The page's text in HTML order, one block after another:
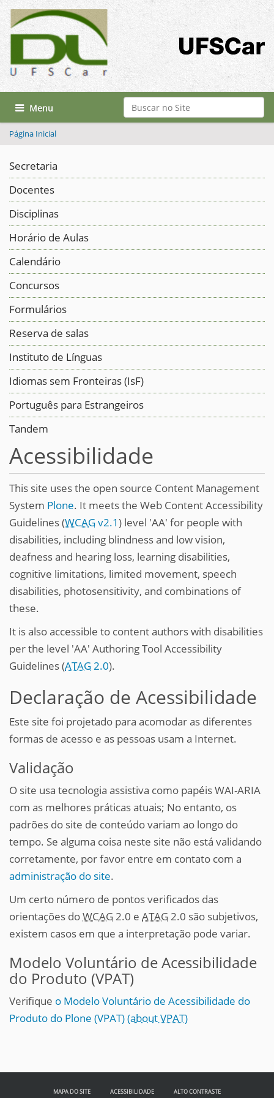
Busca
Busca Avançada…
Toggle navigation
Página Inicial
Secretaria
Docentes
Disciplinas
Horário de Aulas
Calendário
Concursos
Formulários
Reserva de salas
Instituto de Línguas
Idiomas sem Fronteiras (IsF)
Português para Estrangeiros
Tandem
Acessibilidade
This site uses the open source Content Management
System Plone. It meets the Web Content Accessibility
Guidelines (WCAGv2.1) level 'AA' for people with
disabilities, including blindness and low vision,
deafness and hearing loss, learning disabilities,
cognitive limitations, limited movement, speech
disabilities, photosensitivity, and combinations of
these.
It is also accessible to content authors with disabilities
per the level 'AA' Authoring Tool Accessibility
Guidelines (ATAG2.0).
Declaração de Acessibilidade
Este site foi projetado para acomodar as diferentes
formas de acesso e as pessoas usam a Internet.
Validação
O site usa tecnologia assistiva como papéis WAI-ARIA
com as melhores práticas atuais; No entanto, os
padrões do site de conteúdo variam ao longo do
tempo. Se alguma coisa neste site não está validando
corretamente, por favor entre em contato com a
administração do site.
Um certo número de pontos verificados das
orientações doWCAG 2.0 e ATAG 2.0 são subjetivos,
existem casos em que a interpretação pode variar.
Modelo Voluntário de Acessibilidade
do Produto (VPAT)
Verifique o Modelo Voluntário de Acessibilidade do
Produto do Plone (VPAT)(about VPAT)
MAPA DO SITE ACESSIBILIDADE ALTO CONTRASTE